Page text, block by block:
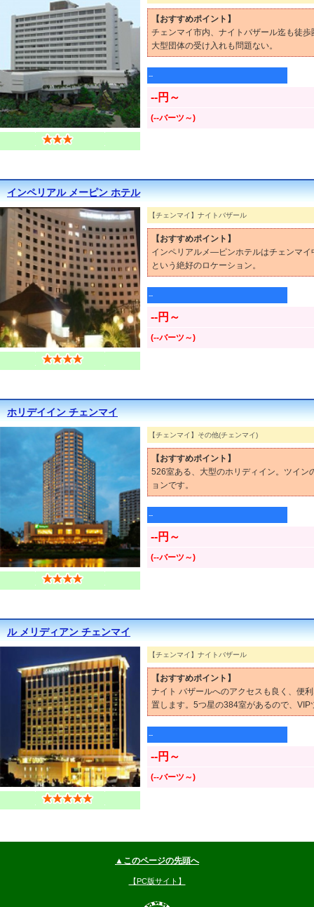
【おすすめポイント】
チェンマイ市内、ナイトバザール迄も徒
大型団体の受け入れも問題ない。
--
--円～
(--バーツ～)
インペリアル メーピン ホテル
【チェンマイ】ナイトバザール
【おすすめポイント】
インペリアルメ―ピンホテルはチェンマ
という絶好のロケーション。
--
--円～
(--バーツ～)
ホリデイイン チェンマイ
【チェンマイ】その他(チェンマイ)
【おすすめポイント】
526室ある、大型のホリディイン。ツイン
ョンです。
--
--円～
(--バーツ～)
ル メリディアン チェンマイ
【チェンマイ】ナイトバザール
【おすすめポイント】
ナイト バザールへのアクセスも良く、便
置します。5つ星の384室があるので、
--
--円～
(--バーツ～)
▲このページの先頭へ
【PC版サイト】